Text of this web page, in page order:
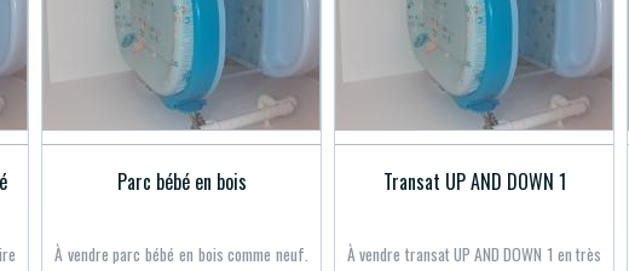
Parc bébé en bois
À vendre parc bébé en bois comme neuf.
Transat UP AND DOWN 1
À vendre transat UP AND DOWN 1 en très